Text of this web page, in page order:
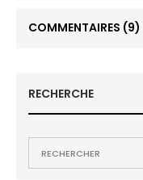
COMMENTAIRES (9)
RECHERCHE